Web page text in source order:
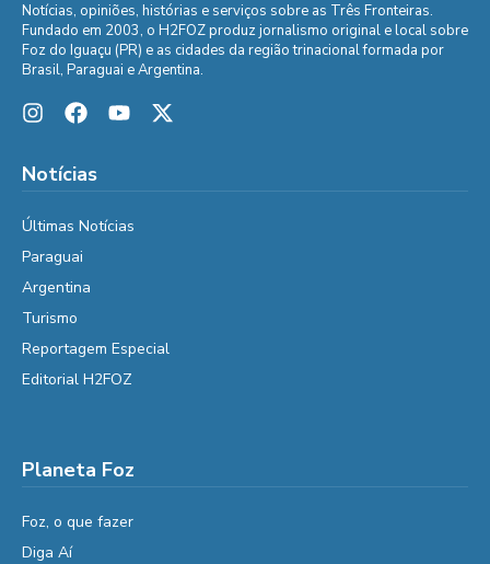
Notícias, opiniões, histórias e serviços sobre as Três Fronteiras.
Fundado em 2003, o H2FOZ produz jornalismo original e local sobre
Foz do Iguaçu (PR) e as cidades da região trinacional formada por
Brasil, Paraguai e Argentina.
Notícias
Últimas Notícias
Paraguai
Argentina
Turismo
Reportagem Especial
Editorial H2FOZ
Planeta Foz
Foz, o que fazer
Diga Aí